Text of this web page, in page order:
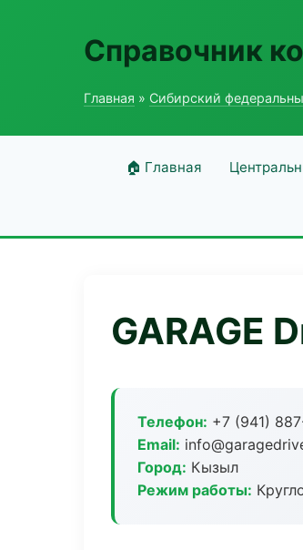
Справочник
Главная » Сибирский
🏠 Главная
GARAGE
Телефон: +7 (941)
Email:
Город: Кызыл
Режим работы: